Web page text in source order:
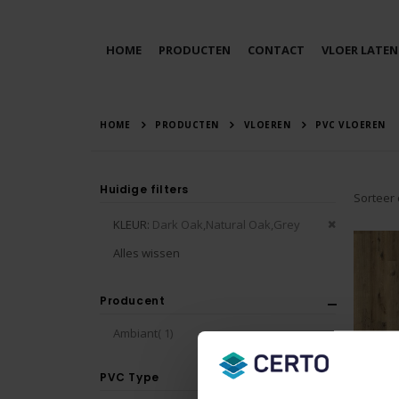
HOME PRODUCTEN CONTACT VLOER
HOME PRODUCTEN VLOEREN PVC VLOEREN
Sorteer
Huidige filters
KLEUR Dark Oak,Natural Oak,Grey
Alles wissen
Producent
Ambiant 1product
PVC Type